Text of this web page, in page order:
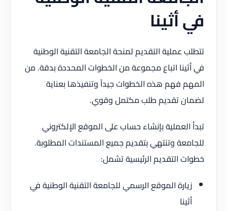
في أثينا
تتطلب عملية التقديم لمنحة الجامعة التقنية الوطنية
في أثينا اتباع مجموعة من الخطوات المحددة بدقة. من
المهم فهم هذه الخطوات جيداً وتنفيذها بعناية
لضمان تقديم طلب مكتمل وقوي.
تبدأ العملية بإنشاء حساب على الموقع الإلكتروني
للجامعة وتنتهي بتقديم جميع المستندات المطلوبة.
خطوات التقديم الرئيسية تشمل:
زيارة الموقع الرسمي للجامعة التقنية الوطنية في
أثينا